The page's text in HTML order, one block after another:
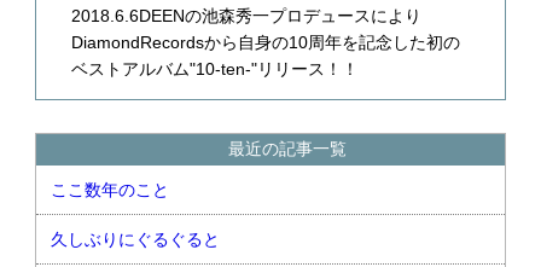
2018.6.6DEENの池森秀一プロデュースにより
DiamondRecordsから自身の10周年を記念した初の
ベストアルバム"10-ten-"リリース！！
最近の記事一覧
ここ数年のこと
久しぶりにぐるぐると